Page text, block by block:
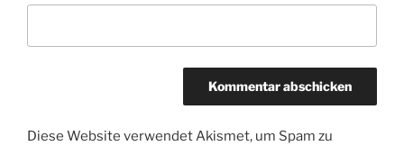
Diese Website verwendet Akismet, um Spam zu